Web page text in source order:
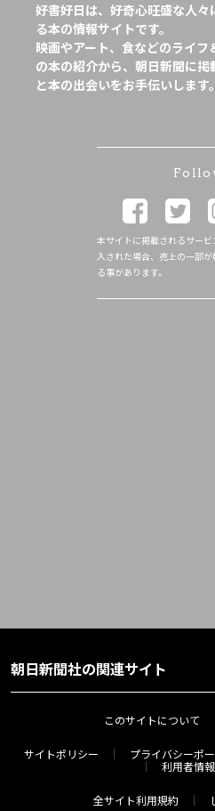
好書好日は、好奇心旺盛な人
る本の情報サイトです。
映画やアート、食などのライ
の本の紹介から、朝日新聞に
と本の出会いをお手伝いします。
本サイトに掲載されるサー
入された場合、売上の一部
る事があります。
朝日新聞社の関連サイト
このサイトについて
サイトポリシー プライバシーポ
利用者情
全サイト利用規約